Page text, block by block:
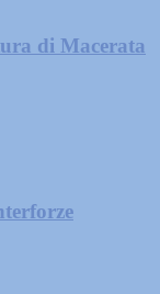
di Macerata